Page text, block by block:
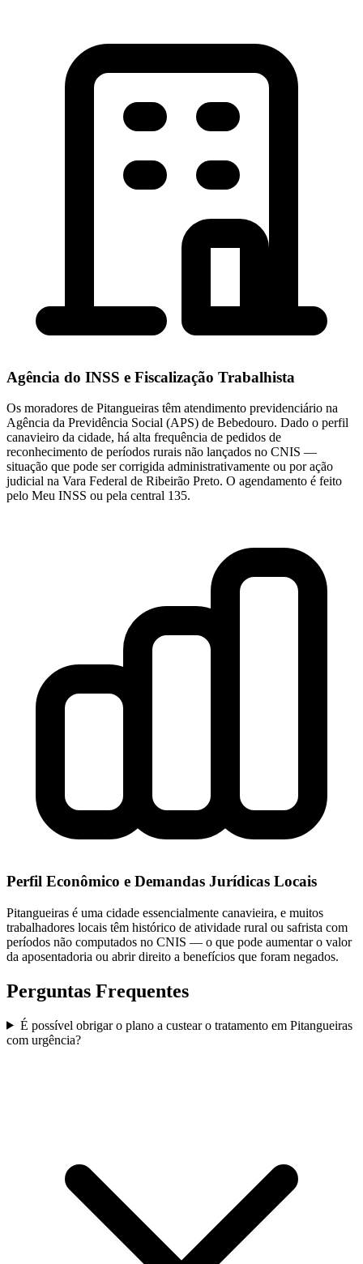
Agência do INSS e Fiscalização Trabalhista
Os moradores de Pitangueiras têm atendimento previdenciário na
Agência da Previdência Social (APS) de Bebedouro. Dado o perfil
canavieiro da cidade, há alta frequência de pedidos de
reconhecimento de períodos rurais não lançados no CNIS —
situação que pode ser corrigida administrativamente ou por ação
judicial na Vara Federal de Ribeirão Preto. O agendamento é feito
pelo Meu INSS ou pela central 135.
Perfil Econômico e Demandas Jurídicas Locais
Pitangueiras é uma cidade essencialmente canavieira, e muitos
trabalhadores locais têm histórico de atividade rural ou safrista com
períodos não computados no CNIS — o que pode aumentar o valor
da aposentadoria ou abrir direito a benefícios que foram negados.
Perguntas Frequentes
É possível obrigar o plano a custear o tratamento em Pitangueiras
com urgência?